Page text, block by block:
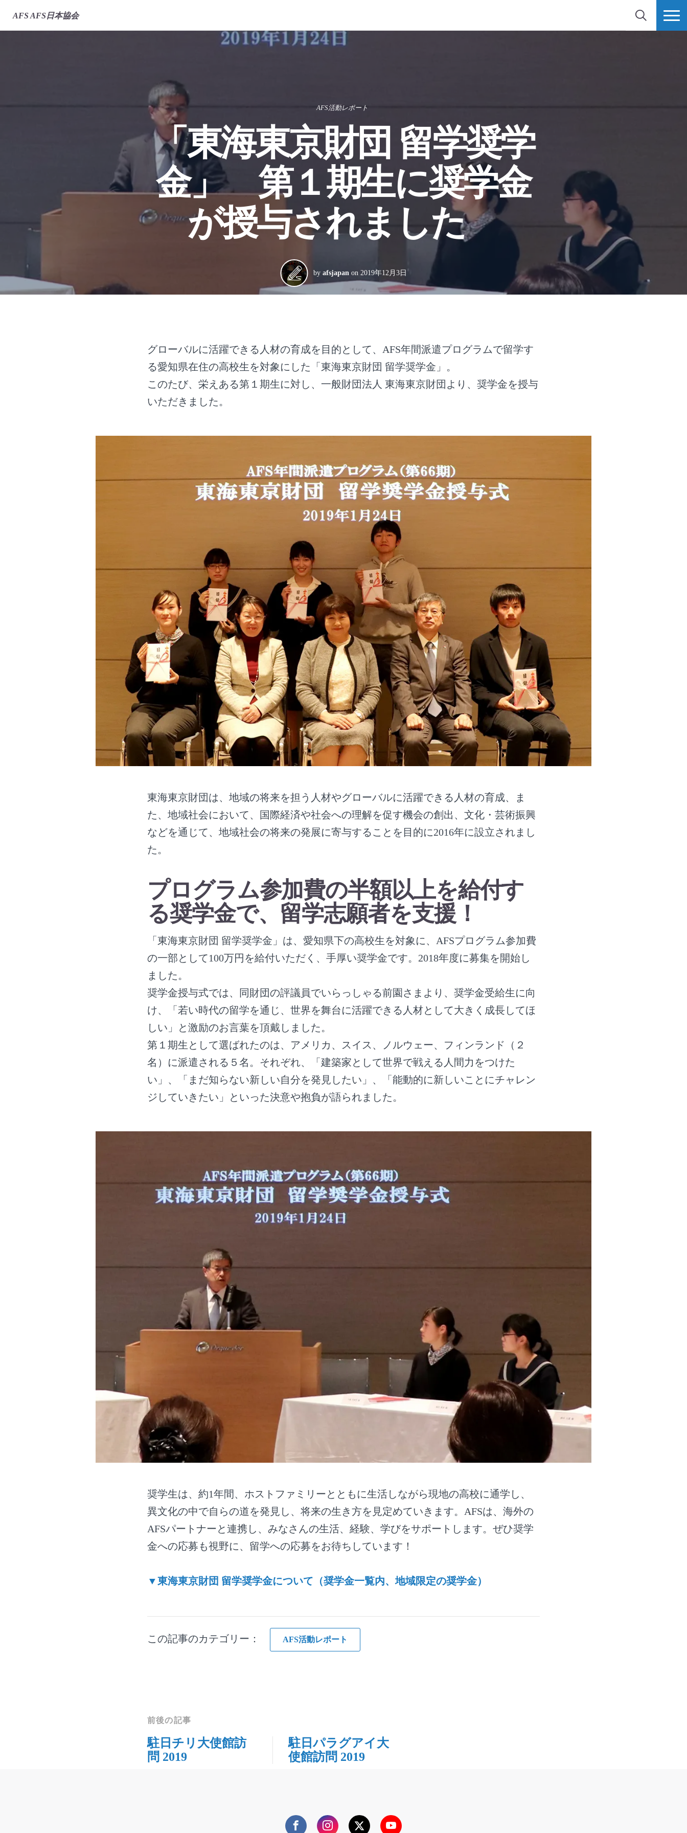
AFS AFS日本協会
検索 MORE
AFS活動レポート
「東海東京財団 留学奨学
金」 第１期生に奨学金
が授与されました
by afsjapan on 2019年12月3日
グローバルに活躍できる人材の育成を目的として、AFS年間派遣プログラムで留学す
る愛知県在住の高校生を対象にした「東海東京財団 留学奨学金」。
このたび、栄えある第１期生に対し、一般財団法人 東海東京財団より、奨学金を授与
いただきました。
東海東京財団は、地域の将来を担う人材やグローバルに活躍できる人材の育成、ま
た、地域社会において、国際経済や社会への理解を促す機会の創出、文化・芸術振興
などを通じて、地域社会の将来の発展に寄与することを目的に2016年に設立されまし
た。
プログラム参加費の半額以上を給付す
る奨学金で、留学志願者を支援！
「東海東京財団 留学奨学金」は、愛知県下の高校生を対象に、AFSプログラム参加費
の一部として100万円を給付いただく、手厚い奨学金です。2018年度に募集を開始し
ました。
奨学金授与式では、同財団の評議員でいらっしゃる前園さまより、奨学金受給生に向
け、「若い時代の留学を通じ、世界を舞台に活躍できる人材として大きく成長してほ
しい」と激励のお言葉を頂戴しました。
第１期生として選ばれたのは、アメリカ、スイス、ノルウェー、フィンランド（２
名）に派遣される５名。それぞれ、「建築家として世界で戦える人間力をつけた
い」、「まだ知らない新しい自分を発見したい」、「能動的に新しいことにチャレン
ジしていきたい」といった決意や抱負が語られました。
奨学生は、約1年間、ホストファミリーとともに生活しながら現地の高校に通学し、
異文化の中で自らの道を発見し、将来の生き方を見定めていきます。AFSは、海外の
AFSパートナーと連携し、みなさんの生活、経験、学びをサポートします。ぜひ奨学
金への応募も視野に、留学への応募をお待ちしています！
▼東海東京財団 留学奨学金について（奨学金一覧内、地域限定の奨学金）
この記事のカテゴリー： AFS活動レポート
前後の記事
駐日チリ大使館訪
問 2019
駐日パラグアイ大
使館訪問 2019
FacebookInstagramTwitterYouTube